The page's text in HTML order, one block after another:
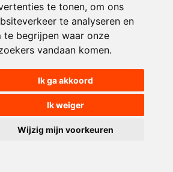
te tonen, om ons
te analyseren en
te begrijpen waar onze
vandaan komen.
Ik ga akkoord
Ik weiger
Wijzig mijn voorkeuren